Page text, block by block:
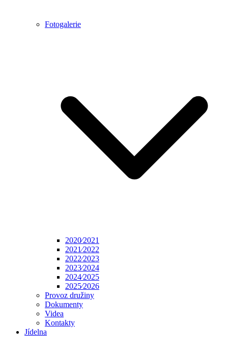
Fotogalerie
2020⁄2021
2021⁄2022
2022⁄2023
2023⁄2024
2024⁄2025
2025⁄2026
Provoz družiny
Dokumenty
Videa
Kontakty
Jídelna